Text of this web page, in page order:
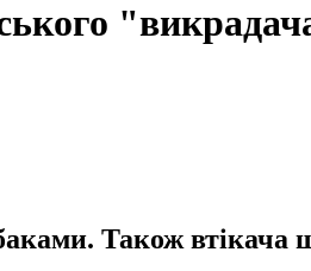
Також